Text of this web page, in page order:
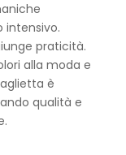
intensivo.
praticità.
alla moda e
è
qualità e